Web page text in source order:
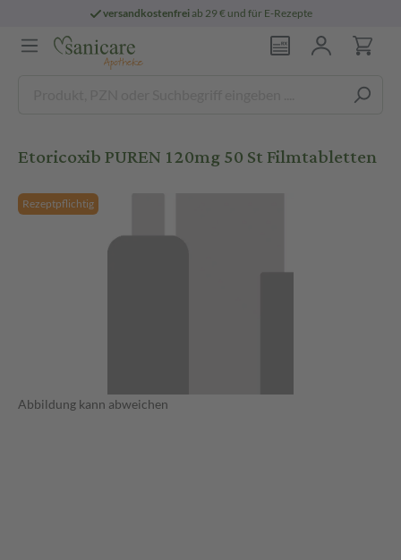
versandkostenfreiab 29 € und für E-Rezepte
Etoricoxib PUREN 120mg 50 St Filmtabletten
Rezeptpflichtig
Abbildung kann abweichen